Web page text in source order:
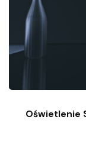
Oświetlenie